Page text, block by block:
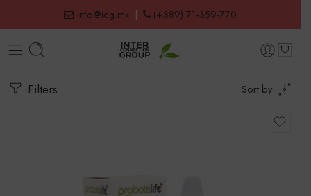
info@icg.mk | (+389) 71-359-770
Filters Sort by